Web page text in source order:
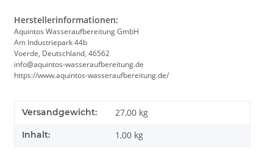
Herstellerinformationen:
Aquintos Wasseraufbereitung GmbH
Am Industriepark 44b
Voerde, Deutschland, 46562
info@aquintos-wasseraufbereitung.de
https://www.aquintos-wasseraufbereitung.de/
Versandgewicht: 27,00 kg
Inhalt: 1,00 kg